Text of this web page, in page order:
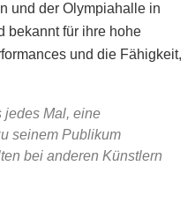
und der Olympiahalle in
bekannt für ihre hohe
und die Fähigkeit,
jedes Mal, eine
seinem Publikum
bei anderen Künstlern